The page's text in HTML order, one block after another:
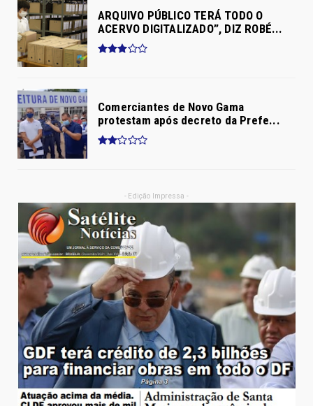
ARQUIVO PÚBLICO TERÁ TODO O
ACERVO DIGITALIZADO”, DIZ ROBÉ...
Comerciantes de Novo Gama
protestam após decreto da Prefe...
- Edição Impressa -